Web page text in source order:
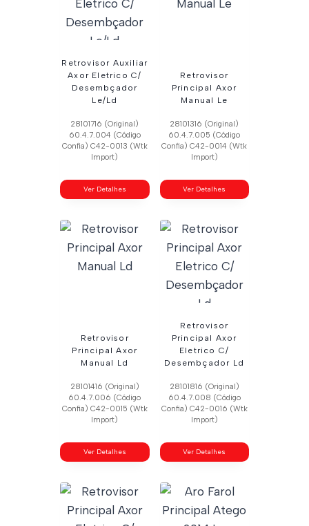
Retrovisor Auxiliar
Axor Eletrico C/
Desembçador
Le/Ld
28101716 (Original)
60.4.7.004 (Código
Confia) C42-0013 (Wtk
Import)
Ver Detalhes
Retrovisor
Principal Axor
Manual Le
28101316 (Original)
60.4.7.005 (Código
Confia) C42-0014 (Wtk
Import)
Ver Detalhes
Retrovisor
Principal Axor
Manual Ld
28101416 (Original)
60.4.7.006 (Código
Confia) C42-0015 (Wtk
Import)
Ver Detalhes
Retrovisor
Principal Axor
Eletrico C/
Desembçador Ld
28101816 (Original)
60.4.7.008 (Código
Confia) C42-0016 (Wtk
Import)
Ver Detalhes